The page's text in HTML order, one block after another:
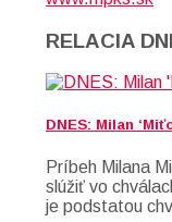
RELACIA
DNES: Milan
Príbeh Milana
slúžiť vo
je podstatou